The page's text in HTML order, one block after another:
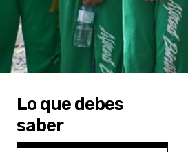
Lo que debes
saber